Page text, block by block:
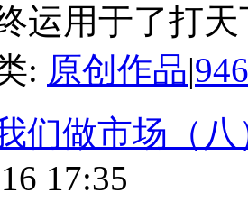
运用于了打
: 原创作品|
们做市场（
17:35